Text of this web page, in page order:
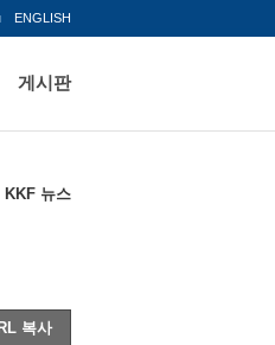
ENGLISH
게시판
KKF 뉴스